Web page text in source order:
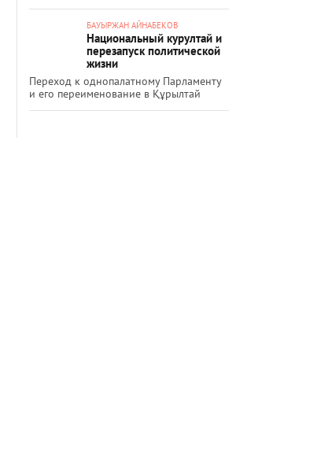
БАУЫРЖАН АЙНАБЕКОВ
Национальный курултай и
перезапуск политической
жизни
Переход к однопалатному Парламенту
и его переименование в Құрылтай